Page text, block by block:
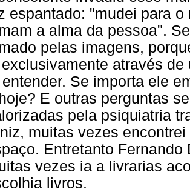
espantado: "mudei para
a alma da pessoa".
pelas imagens,
através
Se importa ele
E outras perguntas
pela psiquiatria
muitas vezes
Entretanto
vezes ia a livrarias
livros.